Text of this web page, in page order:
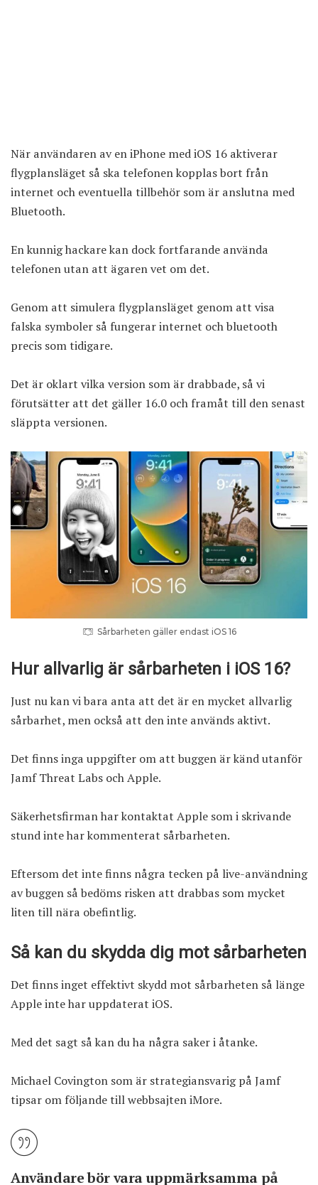
När användaren av en iPhone med iOS 16 aktiverar
flygplansläget så ska telefonen kopplas bort från
internet och eventuella tillbehör som är anslutna med
Bluetooth.
En kunnig hackare kan dock fortfarande använda
telefonen utan att ägaren vet om det.
Genom att simulera flygplansläget genom att visa
falska symboler så fungerar internet och bluetooth
precis som tidigare.
Det är oklart vilka version som är drabbade, så vi
förutsätter att det gäller 16.0 och framåt till den senast
släppta versionen.
Sårbarheten gäller endast iOS 16
Hur allvarlig är sårbarheten i iOS 16?
Just nu kan vi bara anta att det är en mycket allvarlig
sårbarhet, men också att den inte används aktivt.
Det finns inga uppgifter om att buggen är känd utanför
Jamf Threat Labs och Apple.
Säkerhetsfirman har kontaktat Apple som i skrivande
stund inte har kommenterat sårbarheten.
Eftersom det inte finns några tecken på live-användning
av buggen så bedöms risken att drabbas som mycket
liten till nära obefintlig.
Så kan du skydda dig mot sårbarheten
Det finns inget effektivt skydd mot sårbarheten så länge
Apple inte har uppdaterat iOS.
Med det sagt så kan du ha några saker i åtanke.
Michael Covington som är strategiansvarig på Jamf
tipsar om följande till webbsajten iMore.
Användare bör vara uppmärksamma på